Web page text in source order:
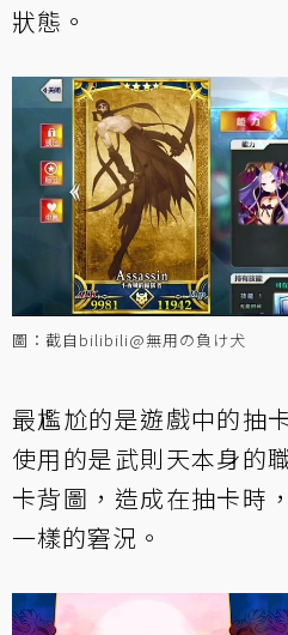
狀態。
圖：截自bilibili@無用の負け犬
最尷尬的是遊戲中的抽
使用的是武則天本身的
卡背圖，造成在抽卡時
一樣的窘況。